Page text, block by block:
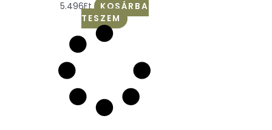
5.496Ft
KOSÁRBA
TESZEM